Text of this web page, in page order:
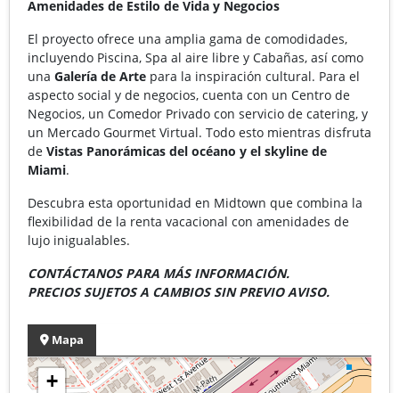
Amenidades de Estilo de Vida y Negocios
El proyecto ofrece una amplia gama de comodidades,
incluyendo Piscina, Spa al aire libre y Cabañas, así como
una Galería de Arte para la inspiración cultural. Para el
aspecto social y de negocios, cuenta con un Centro de
Negocios, un Comedor Privado con servicio de catering, y
un Mercado Gourmet Virtual. Todo esto mientras disfruta
de Vistas Panorámicas del océano y el skyline de
Miami.
Descubra esta oportunidad en Midtown que combina la
flexibilidad de la renta vacacional con amenidades de
lujo inigualables.
CONTÁCTANOS PARA MÁS INFORMACIÓN.
PRECIOS SUJETOS A CAMBIOS SIN PREVIO AVISO.
Mapa
+